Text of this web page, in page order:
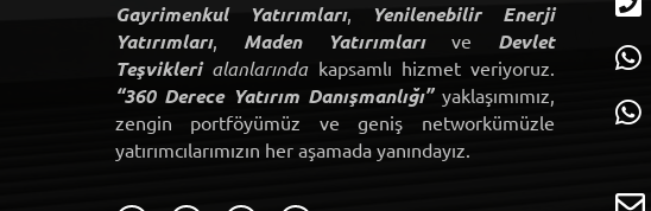
Gayrimenkul Yatırımları, Yenilenebilir Enerji
Yatırımları, Maden Yatırımlarıve Devlet
Teşvikleri alanlarında kapsamlı hizmet veriyoruz.
“360 Derece Yatırım Danışmanlığı”yaklaşımımız,
zengin portföyümüz ve geniş networkümüzle
yatırımcılarımızın her aşamada yanındayız.